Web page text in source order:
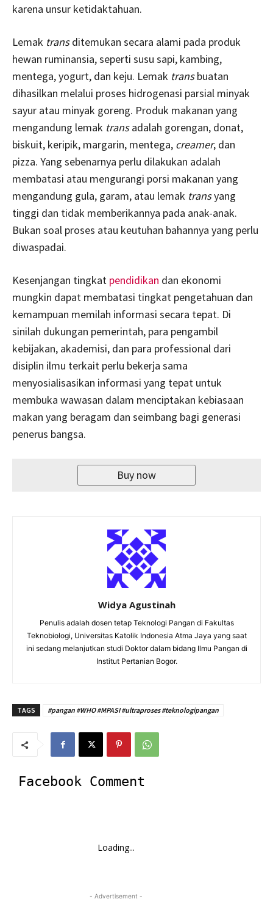
karena unsur ketidaktahuan.
Lemak transditemukan secara alami pada produk
hewan ruminansia, seperti susu sapi, kambing,
mentega, yogurt, dan keju. Lemak transbuatan
dihasilkan melalui proses hidrogenasi parsial minyak
sayur atau minyak goreng. Produk makanan yang
mengandung lemak transadalah gorengan, donat,
biskuit, keripik, margarin, mentega, creamer, dan
pizza. Yang sebenarnya perlu dilakukan adalah
membatasi atau mengurangi porsi makanan yang
mengandung gula, garam, atau lemak transyang
tinggi dan tidak memberikannya pada anak-anak.
Bukan soal proses atau keutuhan bahannya yang perlu
diwaspadai.
Kesenjangan tingkat pendidikan dan ekonomi
mungkin dapat membatasi tingkat pengetahuan dan
kemampuan memilah informasi secara tepat. Di
sinilah dukungan pemerintah, para pengambil
kebijakan, akademisi, dan para professional dari
disiplin ilmu terkait perlu bekerja sama
menyosialisasikan informasi yang tepat untuk
membuka wawasan dalam menciptakan kebiasaan
makan yang beragam dan seimbang bagi generasi
penerus bangsa.
Buy now
Widya Agustinah
Penulis adalah dosen tetap Teknologi Pangan di Fakultas
Teknobiologi, Universitas Katolik Indonesia Atma Jaya yang saat
ini sedang melanjutkan studi Doktor dalam bidang Ilmu Pangan di
Institut Pertanian Bogor.
TAGS #pangan #WHO #MPASI #ultraproses #teknologipangan
Facebook Comment
Loading...
- Advertisement -